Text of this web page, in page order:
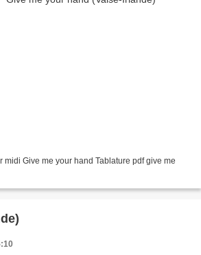
midi Give me your hand Tablature pdf give me